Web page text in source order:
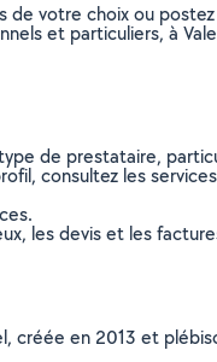
votre choix ou
et particuliers, à
de prestataire,
consultez les
les devis et les
en 2013 et